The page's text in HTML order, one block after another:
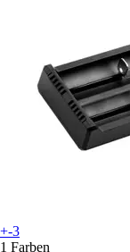
+-3
1 Farben